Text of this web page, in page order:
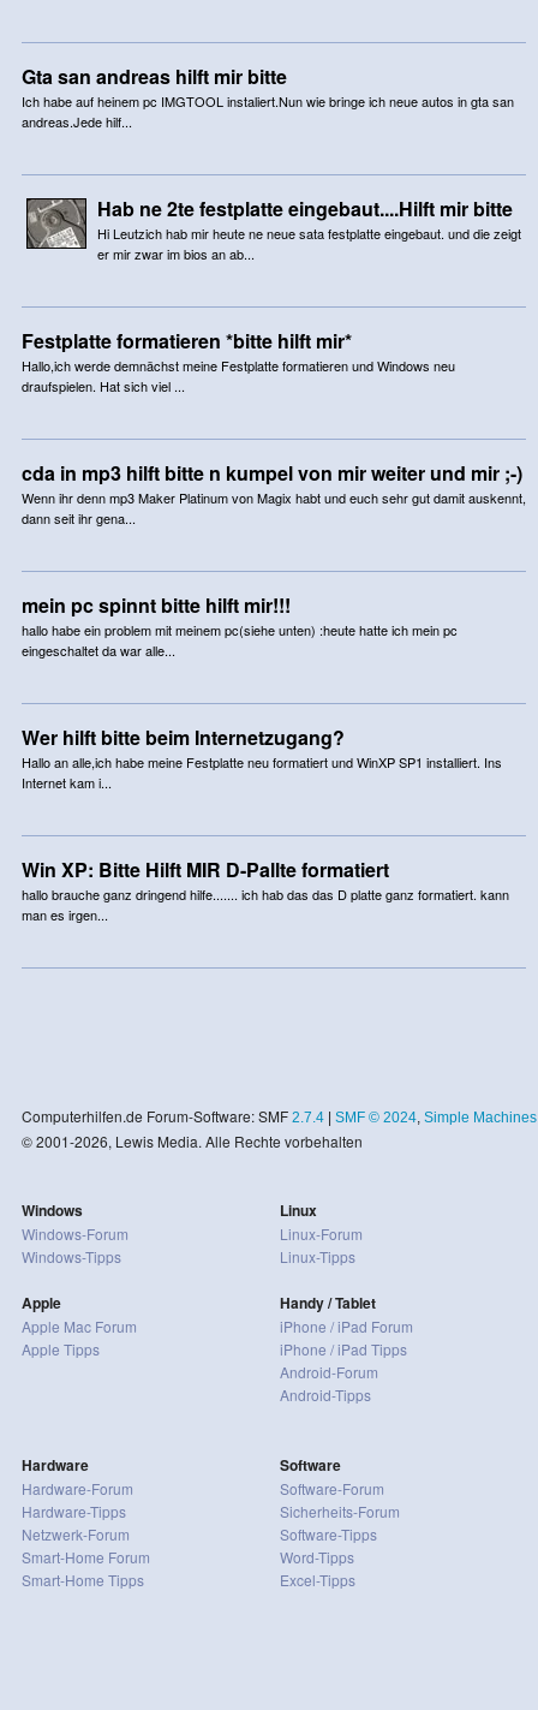
Gta san andreas hilft mir bitte
Ich habe auf heinem pc IMGTOOL instaliert.Nun wie bringe ich neue autos in gta san
andreas.Jede hilf...
Hab ne 2te festplatte eingebaut....Hilft mir bitte
Hi Leutzich hab mir heute ne neue sata festplatte eingebaut. und die zeigt
er mir zwar im bios an ab...
Festplatte formatieren *bitte hilft mir*
Hallo,ich werde demnächst meine Festplatte formatieren und Windows neu
draufspielen. Hat sich viel ...
cda in mp3 hilft bitte n kumpel von mir weiter und mir ;-)
Wenn ihr denn mp3 Maker Platinum von Magix habt und euch sehr gut damit auskennt,
dann seit ihr gena...
mein pc spinnt bitte hilft mir!!!
hallo habe ein problem mit meinem pc(siehe unten) :heute hatte ich mein pc
eingeschaltet da war alle...
Wer hilft bitte beim Internetzugang?
Hallo an alle,ich habe meine Festplatte neu formatiert und WinXP SP1 installiert. Ins
Internet kam i...
Win XP: Bitte Hilft MIR D-Pallte formatiert
hallo brauche ganz dringend hilfe....... ich hab das das D platte ganz formatiert. kann
man es irgen...
Computerhilfen.de Forum-Software: SMF 2.7.4| SMF © 2024, Simple Machines
© 2001-2026, Lewis Media. Alle Rechte vorbehalten
Windows
Windows-Forum
Windows-Tipps
Apple
Apple Mac Forum
Apple Tipps
Linux
Linux-Forum
Linux-Tipps
Handy / Tablet
iPhone / iPad Forum
iPhone / iPad Tipps
Android-Forum
Android-Tipps
Hardware
Hardware-Forum
Hardware-Tipps
Netzwerk-Forum
Smart-Home Forum
Smart-Home Tipps
Software
Software-Forum
Sicherheits-Forum
Software-Tipps
Word-Tipps
Excel-Tipps